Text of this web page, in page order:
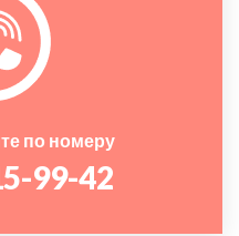
по номеру
99-42